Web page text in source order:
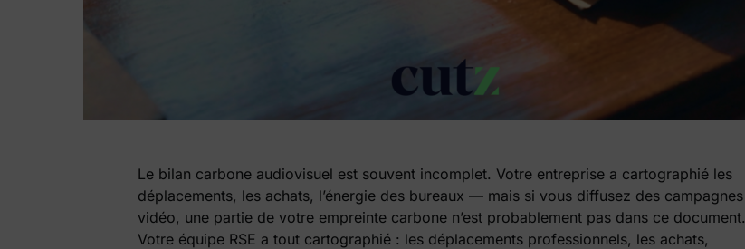
Le bilan carbone audiovisuel est souvent incomplet. Votre entreprise a cartographié les
déplacements, les achats, l’énergie des bureaux — mais si vous diffusez des campagnes
vidéo, une partie de votre empreinte carbone n’est probablement pas dans ce document.
Votre équipe RSE a tout cartographié : les déplacements professionnels, les achats,